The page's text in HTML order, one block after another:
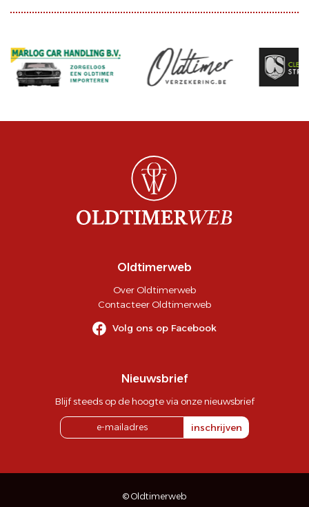
Oldtimerweb
Over Oldtimerweb
Contacteer Oldtimerweb
Volg ons op Facebook
Nieuwsbrief
Blijf steeds op de hoogte via onze nieuwsbrief
inschrijven
© Oldtimerweb